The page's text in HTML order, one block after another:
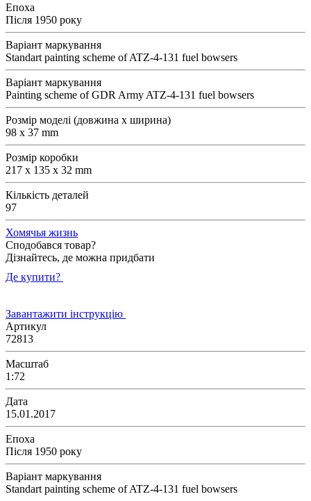
Епоха
Після 1950 року
Варіант маркування
Standart painting scheme of ATZ-4-131 fuel bowsers
Варіант маркування
Painting scheme of GDR Army ATZ-4-131 fuel bowsers
Розмір моделі (довжина х ширина)
98 x 37 mm
Розмір коробки
217 x 135 x 32 mm
Кількість деталей
97
Хомячья жизнь
Сподобався товар?
Дізнайтесь, де можна придбати
Де купити?
Завантажити інструкцію
Артикул
72813
Масштаб
1:72
Дата
15.01.2017
Епоха
Після 1950 року
Варіант маркування
Standart painting scheme of ATZ-4-131 fuel bowsers